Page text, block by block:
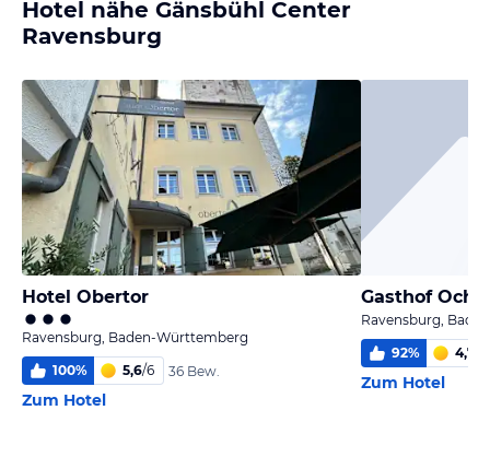
Hotel nähe Gänsbühl Center
Ravensburg
Hotel Obertor
Ravensburg, Baden-Württemberg
100% 5,6/6 36 Bew.
Zum Hotel
Gasthof
Ravensburg,
92% 4,7
Zum Hotel